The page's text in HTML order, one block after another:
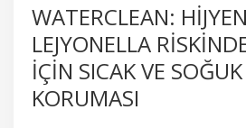
WATERCLEAN:
LEJYONELLA
IÇIN SICAK VE
KORUMASI